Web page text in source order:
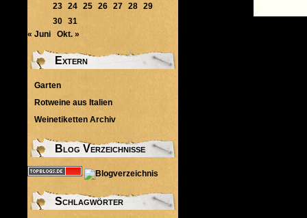
23 24 25 26 27 28
29
30 31
« Juni
Okt. »
Extern
Garten
Rotweine aus Italien
Weinetiketten Archiv
Blog Verzeichnisse
Schlagwörter